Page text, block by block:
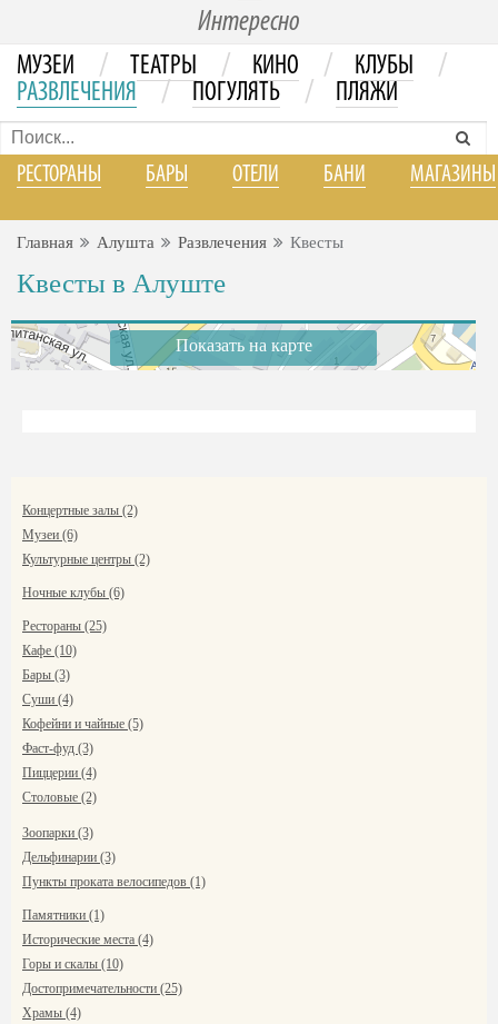
Интересно
МУЗЕИ / ТЕАТРЫ / КИНО / КЛУБЫ /
РАЗВЛЕЧЕНИЯ / ПОГУЛЯТЬ / ПЛЯЖИ
РЕСТОРАНЫ БАРЫ ОТЕЛИ БАНИ МАГАЗИНЫ
Главная Алушта Развлечения Квесты
Квесты в Алуште
Показать на карте
Концертные залы (2)
Музеи (6)
Культурные центры (2)
Ночные клубы (6)
Рестораны (25)
Кафе (10)
Бары (3)
Суши (4)
Кофейни и чайные (5)
Фаст-фуд (3)
Пиццерии (4)
Столовые (2)
Зоопарки (3)
Дельфинарии (3)
Пункты проката велосипедов (1)
Памятники (1)
Исторические места (4)
Горы и скалы (10)
Достопримечательности (25)
Храмы (4)